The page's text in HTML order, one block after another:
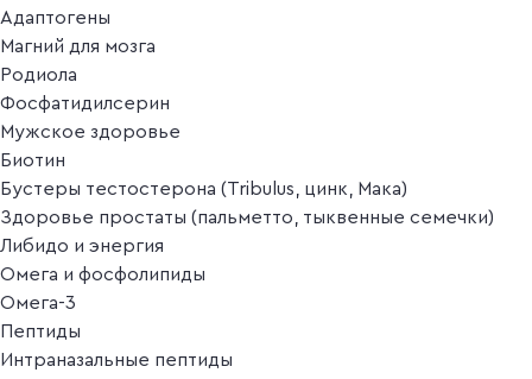
Адаптогены
Магний для мозга
Родиола
Фосфатидилсерин
Мужское здоровье
Биотин
Бустеры тестостерона (Tribulus, цинк, Мака)
Здоровье простаты (пальметто, тыквенные семечки)
Либидо и энергия
Омега и фосфолипиды
Омега-3
Пептиды
Интраназальные пептиды